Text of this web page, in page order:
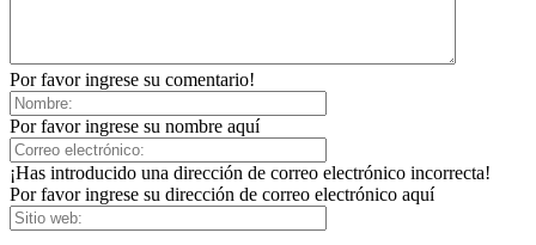
Por favor ingrese su comentario!
Por favor ingrese su nombre aquí
¡Has introducido una dirección de correo electrónico incorrecta!
Por favor ingrese su dirección de correo electrónico aquí